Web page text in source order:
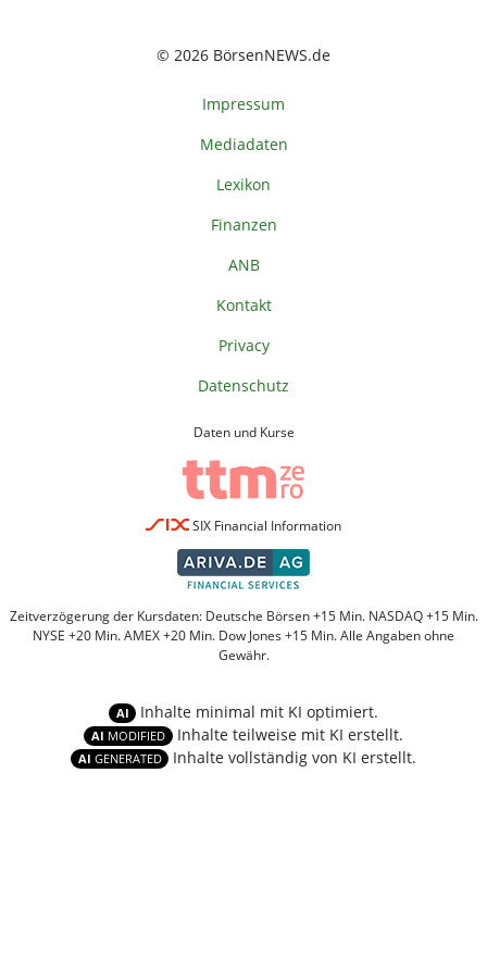
© 2026 BörsenNEWS.de
Impressum
Mediadaten
Lexikon
Finanzen
ANB
Kontakt
Privacy
Datenschutz
Daten und Kurse
SIX Financial Information
Zeitverzögerung der Kursdaten: Deutsche Börsen +15 Min. NASDAQ +15 Min.
NYSE +20 Min. AMEX +20 Min. Dow Jones +15 Min. Alle Angaben ohne
Gewähr.
AI Inhalte minimal mit KI optimiert.
AI MODIFIED Inhalte teilweise mit KI erstellt.
AI GENERATED Inhalte vollständig von KI erstellt.